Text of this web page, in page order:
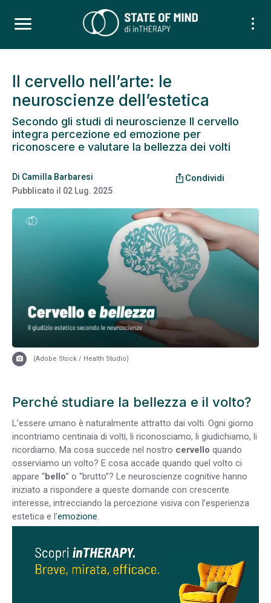
Il cervello nell’arte: le
neuroscienze dell’estetica
Secondo gli studi di neuroscienze Il cervello
integra percezione ed emozione per
riconoscere e valutare la bellezza dei volti
Di Camilla Barbaresi
Pubblicato il 02 Lug. 2025
ios_share Condividi
(Adobe Stock / Health Studio)
Perché studiare la bellezza e il volto?
L’essere umano è naturalmente attratto dai volti. Ogni giorno
incontriamo centinaia di volti, li riconosciamo, li giudichiamo, li
ricordiamo. Ma cosa succede nel nostro cervello quando
osserviamo un volto? E cosa accade quando quel volto ci
appare “bello” o “brutto”? Le neuroscienze cognitive hanno
iniziato a rispondere a queste domande con crescente
interesse, intrecciando la percezione visiva con l’esperienza
estetica e l’emozione.